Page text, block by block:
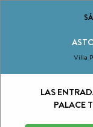
Villa
LAS
PALACE